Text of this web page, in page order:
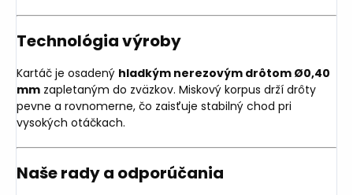
Technológia výroby
Kartáč je osadený hladkým nerezovým drôtom Ø0,40
mm zapletaným do zväzkov. Miskový korpus drží drôty
pevne a rovnomerne, čo zaisťuje stabilný chod pri
vysokých otáčkach.
Naše rady a odporúčania